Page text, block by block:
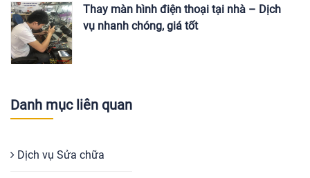
Thay màn hình điện thoại tại nhà – Dịch
vụ nhanh chóng, giá tốt
Danh mục liên quan
Dịch vụ Sửa chữa